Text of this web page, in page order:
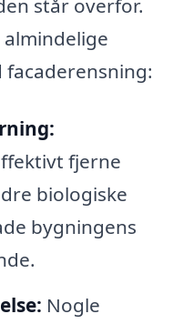
fjerne
biologiske
bygningens
Nogle